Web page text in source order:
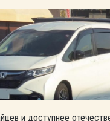
и доступнее